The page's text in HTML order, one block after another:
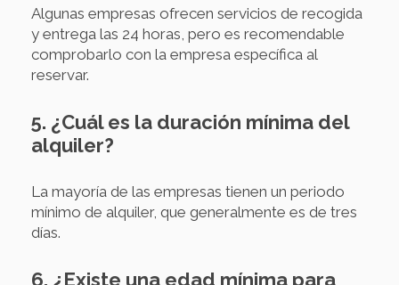
Algunas empresas ofrecen servicios de recogida
y entrega las 24 horas, pero es recomendable
comprobarlo con la empresa específica al
reservar.
5. ¿Cuál es la duración mínima del
alquiler?
La mayoría de las empresas tienen un periodo
mínimo de alquiler, que generalmente es de tres
días.
6. ¿Existe una edad mínima para